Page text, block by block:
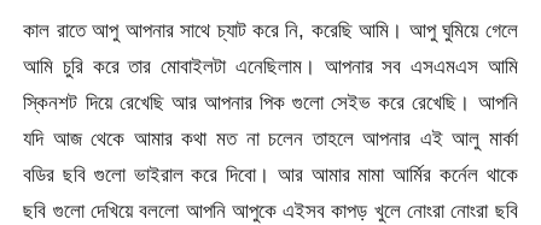
কাল রাতে আপু আপনার সাথে চ্যাট করে নি, করেছি আমি। আপু ঘুমিয়ে গেলে
আমি চুরি করে তার মোবাইলটা এনেছিলাম। আপনার সব এসএমএস আমি
স্কিনশট দিয়ে রেখেছি আর আপনার পিক গুলো সেইভ করে রেখেছি। আপনি
যদি আজ থেকে আমার কথা মত না চলেন তাহলে আপনার এই আলু মার্কা
বডির ছবি গুলো ভাইরাল করে দিবো। আর আমার মামা আর্মির কর্নেল থাকে
ছবি গুলো দেখিয়ে বললো আপনি আপুকে এইসব কাপড় খুলে নোংরা নোংরা ছবি